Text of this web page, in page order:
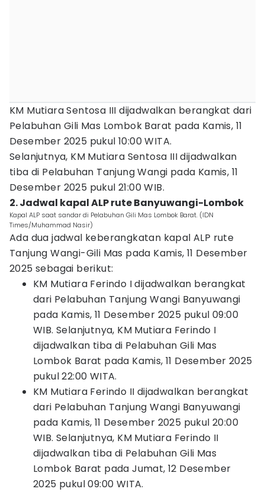
KM Mutiara Sentosa III dijadwalkan berangkat dari
Pelabuhan Gili Mas Lombok Barat pada Kamis, 11
Desember 2025 pukul 10:00 WITA.
Selanjutnya, KM Mutiara Sentosa III dijadwalkan
tiba di Pelabuhan Tanjung Wangi pada Kamis, 11
Desember 2025 pukul 21:00 WIB.
2. Jadwal kapal ALP rute Banyuwangi-Lombok
Kapal ALP saat sandar di Pelabuhan Gili Mas Lombok Barat. (IDN
Times/Muhammad Nasir)
Ada dua jadwal keberangkatan kapal ALP rute
Tanjung Wangi-Gili Mas pada Kamis, 11 Desember
2025 sebagai berikut:
KM Mutiara Ferindo I dijadwalkan berangkat
dari Pelabuhan Tanjung Wangi Banyuwangi
pada Kamis, 11 Desember 2025 pukul 09:00
WIB. Selanjutnya, KM Mutiara Ferindo I
dijadwalkan tiba di Pelabuhan Gili Mas
Lombok Barat pada Kamis, 11 Desember 2025
pukul 22:00 WITA.
KM Mutiara Ferindo II dijadwalkan berangkat
dari Pelabuhan Tanjung Wangi Banyuwangi
pada Kamis, 11 Desember 2025 pukul 20:00
WIB. Selanjutnya, KM Mutiara Ferindo II
dijadwalkan tiba di Pelabuhan Gili Mas
Lombok Barat pada Jumat, 12 Desember
2025 pukul 09:00 WITA.